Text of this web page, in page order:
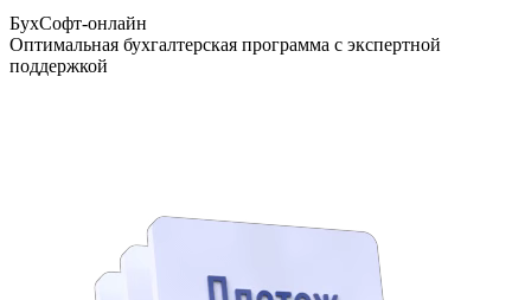
БухСофт-онлайн
Оптимальная бухгалтерская программа с экспертной
поддержкой